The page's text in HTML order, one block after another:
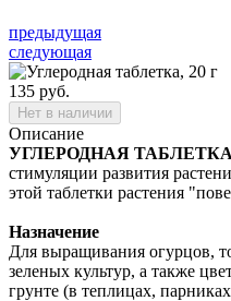
предыдущая
следующая
135 руб.
Нет в наличии
Описание
УГЛЕРОДНАЯ ТАБЛЕТКА
стимуляции развития
этой таблетки растения
Назначение
Для выращивания огурцов,
зеленых культур, а также
грунте (в теплицах,